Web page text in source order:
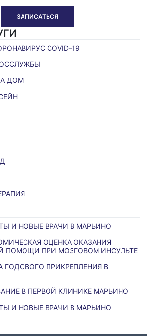
ЗАПИСАТЬСЯ
COVID–19
ДОМ
И НОВЫЕ ВРАЧИ В МАРЬИНО
ОЦЕНКА ОКАЗАНИЯ
ПОМОЩИ ПРИ МОЗГОВОМ ИНСУЛЬТЕ
ГОДОВОГО ПРИКРЕПЛЕНИЯ В
В ПЕРВОЙ КЛИНИКЕ МАРЬИНО
И НОВЫЕ ВРАЧИ В МАРЬИНО